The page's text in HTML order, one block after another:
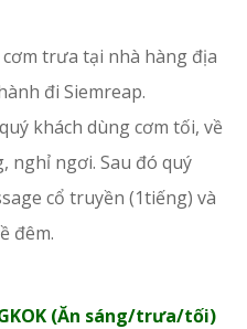
trưa tại nhà hàng địa
đi Siemreap.
khách dùng cơm tối, về
nghỉ ngơi. Sau đó quý
cổ truyền (1tiếng) và
đêm.
(Ăn sáng/trưa/tối)